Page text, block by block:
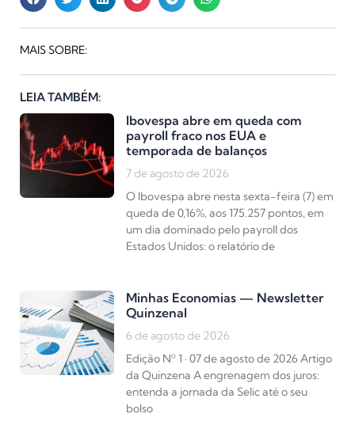
MAIS SOBRE:
LEIA TAMBÉM:
Ibovespa abre em queda com
payroll fraco nos EUA e
temporada de balanços
7 de agosto de 2026
O Ibovespa abre nesta sexta-feira (7) em
queda de 0,16%, aos 175.257 pontos, em
um dia dominado pelo payroll dos
Estados Unidos: o relatório de
Minhas Economias — Newsletter
Quinzenal
6 de agosto de 2026
Edição Nº 1 · 07 de agosto de 2026 Artigo
da Quinzena A engrenagem dos juros:
entenda a jornada da Selic até o seu
bolso